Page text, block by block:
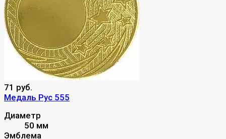
71 руб.
Медаль Рус 555
Диаметр
50 мм
Эмблема